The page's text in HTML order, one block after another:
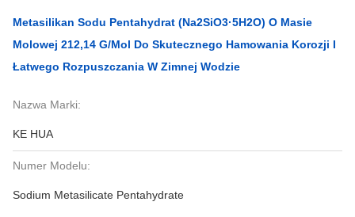
Metasilikan Sodu Pentahydrat (Na2SiO3·5H2O) O Masie
Molowej 212,14 G/mol Do Skutecznego Hamowania Korozji I
Łatwego Rozpuszczania W Zimnej Wodzie
Nazwa Marki:
KE HUA
Numer Modelu:
Sodium Metasilicate Pentahydrate